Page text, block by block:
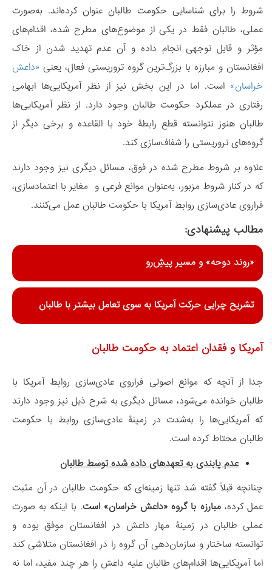
شروط را برای شناسایی حکومت طالبان عنوان کرده‌اند. به‌صورت
عملی، طالبان فقط در یکی از موضوع‌های مطرح شده، اقدام‌های
مؤثر و قابل توجهی انجام داده و آن عدم تهدید شدن از خاک
افغانستان و مبارزه با بزرگ‌ترین گروه‌ تروریستی فعال، یعنی «داعش
خراسان» است. اما در این بخش نیز از نظر آمریکایی‌ها ابهامی
رفتاری در عملکرد حکومت طالبان وجود دارد. از نظر آمریکایی‌ها
طالبان هنوز نتوانسته قطع رابطۀ خود با القاعده و برخی دیگر از
گروه‌های تروریستی را شفاف‌سازی کند.
علاوه بر شروط مطرح شده در فوق، مسائل دیگری نیز وجود دارند
که در کنار شروط مزبور، به‌عنوان موانع فرعی و مغایر با ‌اعتمادسازی،
فراروی عادی‌سازی روابط آمریکا با حکومت طالبان عمل می‌کنند.
مطالب پیشنهادی:
«روند دوحه» و مسیر پیشِ‌رو
تشریح چرایی حرکت آمریکا به سوی تعامل بیشتر با طالبان
آمریکا و فقدان اعتماد به حکومت طالبان
جدا از آنچه که موانع اصولی فراروی عادی‌سازی روابط آمریکا با
طالبان خوانده می‌شود، مسائل دیگری به شرح ذیل نیز وجود دارند
که آمریکایی‌ها را به‌شدت در زمینۀ عادی‌سازی روابط با حکومت
طالبان محتاط کرده است.
عدم پابندی به تعهدهای داده شده توسط طالبان
چنانچه قبلاً گفته شد تنها زمینه‌ای که حکومت طالبان در آن مثبت
عمل کرده، مبارزه با گروه «داعش خراسان» است. با اینکه به صورت
عملی طالبان در زمینۀ مهار داعش در افغانستان موفق بوده و
توانسته ساختار و سازمان‌دهی آن گروه را در افغانستان متلاشی کند
اما آمریکایی‌ها اقدام‌های طالبان علیه داعش را هر چند مفید، اما نه